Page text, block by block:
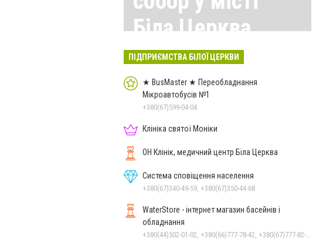
Біла Церква
Всі матеріали тут
ПІДПРИЄМСТВА БІЛОЇ ЦЕРКВИ
★ BusMaster ★ Переобладнання
Мікроавтобусів №1
+380(67)599-04-04
Клініка святої Моніки
ОН Клінік, медичний центр Біла Церква
Система сповіщення населення
+380(67)340-49-59, +380(67)350-44-68
WaterStore - інтернет магазин басейнів і
обладнання